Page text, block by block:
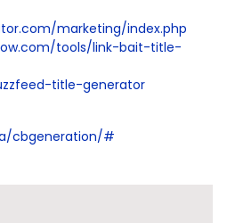
marketing/index.php
tools/link-bait-title-
title-generator
cbgeneration/#